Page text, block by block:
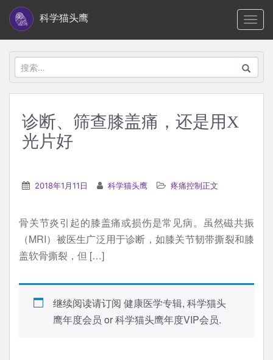
i
科学猫头鹰
搜
索：
诊断、筛查膝盖痛，还是用X
光片好
2018年1月11日 科学猫头鹰 疼痛控制正文
骨关节炎引起的膝盖痛或损伤是常见病。虽然磁共振
（MRI）被医生广泛用于诊断，如膝关节韧带撕裂和膝
盖软骨撕裂，但 […]
继续阅读请订阅 健康医学专辑, 科学猫头
鹰年度会员 or科学猫头鹰年度VIP会员.